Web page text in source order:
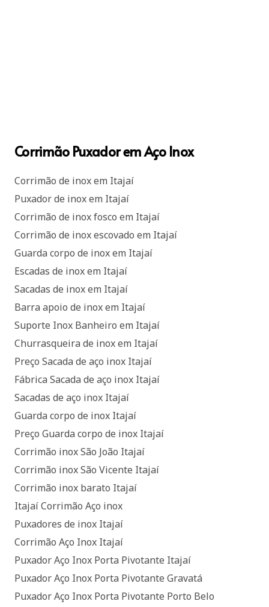
Corrimão Puxador em Aço Inox
Corrimão de inox em Itajaí
Puxador de inox em Itajaí
Corrimão de inox fosco em Itajaí
Corrimão de inox escovado em Itajaí
Guarda corpo de inox em Itajaí
Escadas de inox em Itajaí
Sacadas de inox em Itajaí
Barra apoio de inox em Itajaí
Suporte Inox Banheiro em Itajaí
Churrasqueira de inox em Itajaí
Preço Sacada de aço inox Itajaí
Fábrica Sacada de aço inox Itajaí
Sacadas de aço inox Itajaí
Guarda corpo de inox Itajaí
Preço Guarda corpo de inox Itajaí
Corrimão inox São João Itajaí
Corrimão inox São Vicente Itajaí
Corrimão inox barato Itajaí
Itajaí Corrimão Aço inox
Puxadores de inox Itajaí
Corrimão Aço Inox Itajaí
Puxador Aço Inox Porta Pivotante Itajaí
Puxador Aço Inox Porta Pivotante Gravatá
Puxador Aço Inox Porta Pivotante Porto Belo